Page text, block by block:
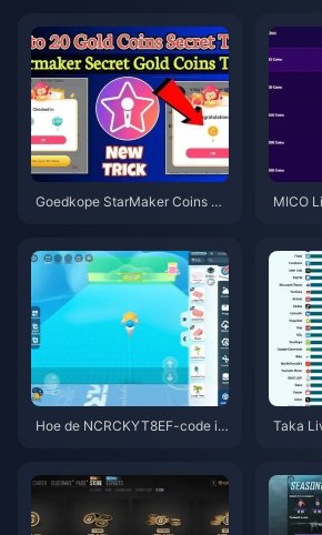
Goedkope StarMaker Coins vo
MICO
Hoe de NCRCKYT8EF-code in
Taka